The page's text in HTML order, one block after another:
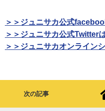
＞＞ジュニサカ公式
＞＞ジュニサカ公式Twitter
＞＞ジュニサカオンライン
次の記事